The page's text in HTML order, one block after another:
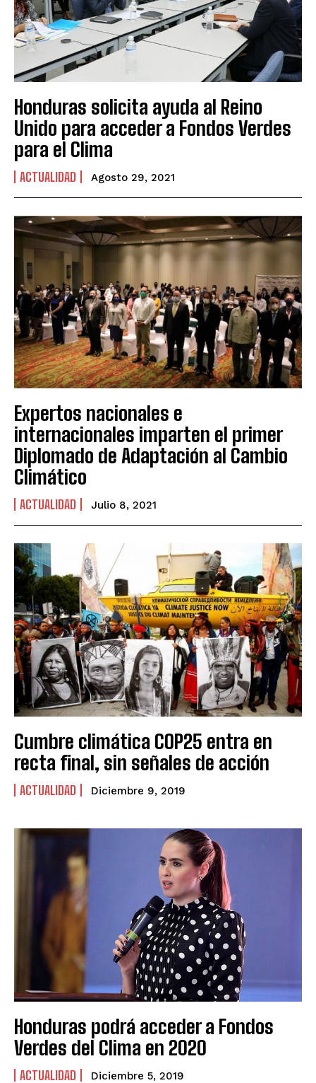
Honduras solicita ayuda al Reino
Unido para acceder a Fondos Verdes
para el Clima
ACTUALIDAD Agosto 29, 2021
Expertos nacionales e
internacionales imparten el primer
Diplomado de Adaptación al Cambio
Climático
ACTUALIDAD Julio 8, 2021
Cumbre climática COP25 entra en
recta final, sin señales de acción
ACTUALIDAD Diciembre 9, 2019
Honduras podrá acceder a Fondos
Verdes del Clima en 2020
ACTUALIDAD Diciembre 5, 2019